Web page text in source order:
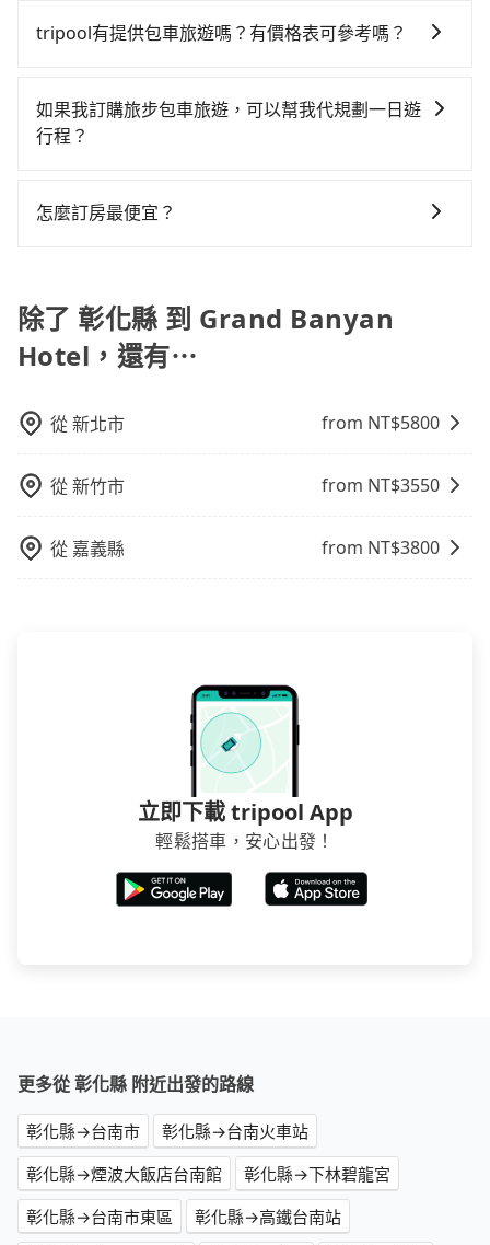
850元，費時1小時44分鐘。選擇搭乘高鐵而不預約包
tripool！如果你僅有兩位乘車，也可參考tripool的拼車
共乘服務，最多可再節省50%的交通費用。
況，打開車門才發現仍有上一組乘客遺留的垃圾或者撞
用戶卻遲遲尚未歸還，又或者要還車時卻偏偏找不到停
車位，對於急著用車或者要載其他乘客的人來說就有不
上下車地點仍有段距離，在遇到下雨天或者載行李時，
好規劃。再加上彰化縣有些計程車司機不按錶計費，約
tripool都是你從彰化縣到Grand Banyan Hotel的最佳
選擇。
車。 旅行人數：人數多時包車較方便舒適且每個人攤提
車，不趕時間即可選用大眾運輸。 便利性：需要便利性
和方便性可選包車和計程車，喜歡探險和體驗當地文化
包車：優點是搭乘舒適可以根據自己的需求安排時間和
車：優點是24小時隨叫隨到，價格按錶計費，但若遇交
通塞車時亦會加收延遲費用，一般屬短程接駁為主。 -
事後也無法申訴退費。
tripool有提供包車旅遊嗎？有價格表可參考嗎？
縣的包車旅遊，從單純的單趟接送到算時間的計時包車
都有，可彈性選擇2~12小時的服務，滿足家族出遊、朋
車的價格可能跟其他車隊相差無幾，但是如果只需要短
如果我訂購旅步包車旅遊，可以幫我代規劃一日遊
行程？
時還沒有規劃行程的服務。
怎麼訂房最便宜？
地區、價位、人數、特殊需求來搜尋適合的旅店與房
型，更重要的是通常價格是官網的6~8折，如果又有加入
會員或者使用特定的信用卡，還可以累積點數做現金回
有Booking.com、Agoda.com、Hotels.com、
Expedia.com、Trip.com等。正常來說，線上刷卡付款
完後預定就完成，事先不用電話確認空房，事後也不用
告知付款完畢，一切都能在網路上操作。但有些較冷門
賣的現象，便有可能到了現場卻沒房可住的窘境，所以
介意多花一點錢省下這些瑣碎的事，台灣本土的AsiaYo
或者國際Airbnb都值得推薦。
除了 彰化縣 到 Grand Banyan
Hotel，還有⋯
從新北市 from NT$5800
從新竹市 from NT$3550
從 嘉義縣 from NT$3800
立即下載 tripool App
輕鬆搭車，安心出發！
更多從 彰化縣 附近出發的路線
彰化縣→台南市
彰化縣→台南火車站
彰化縣→煙波大飯店台南館
彰化縣→下林碧龍宮
彰化縣→台南市東區
彰化縣→高鐵台南站